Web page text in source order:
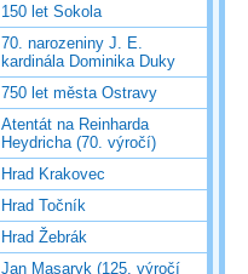
150 let Sokola
70. narozeniny J. E.
kardinála Dominika Duky
750 let města Ostravy
Atentát na Reinharda
Heydricha (70. výročí)
Hrad Krakovec
Hrad Točník
Hrad Žebrák
Jan Masaryk (125. výročí